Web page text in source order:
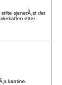
stilte sjenerÃ¸st det
etter
kantine.